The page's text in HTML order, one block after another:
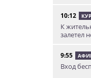
10:12
К
залетел
9:55
Вход